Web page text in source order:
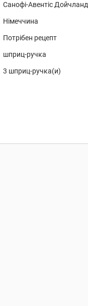
Санофі-Авентіс Дойчланд
Німеччина
Потрібен рецепт
шприц-ручка
3 шприц-ручка(и)